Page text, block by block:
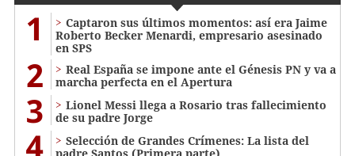
1
Captaron sus últimos momentos: así era Jaime
Roberto Becker Menardi​​​, empresario asesinado
en SPS
2
Real España se impone ante el Génesis PN y va a
marcha perfecta en el Apertura
3
Lionel Messi llega a Rosario tras fallecimiento
de su padre Jorge
4
Selección de Grandes Crímenes: La lista del